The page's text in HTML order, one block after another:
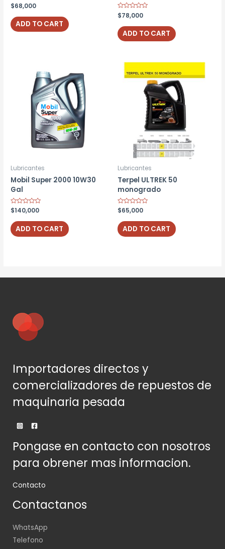
Rated
0
out
of
5
$68,000
ADD TO CART
Rated
0
out
of
5
$78,000
ADD TO CART
Lubricantes
Mobil Super 2000 10W30
Gal
Rated
0
out
of
5
$140,000
ADD TO CART
Lubricantes
Terpel ULTREK 50
monogrado
Rated
0
out
of
5
$65,000
ADD TO CART
Importadores directos y
comercializadores de repuestos de
maquinaria pesada
Pongase en contacto con nosotros
para obrener mas informacion.
Contacto
Contactanos
WhatsApp
Telefono